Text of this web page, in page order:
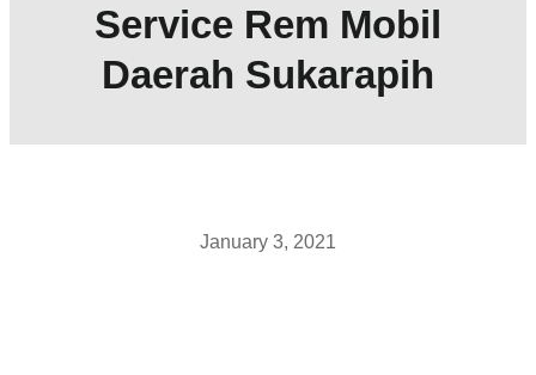
Service Rem Mobil
Daerah Sukarapih
January 3, 2021